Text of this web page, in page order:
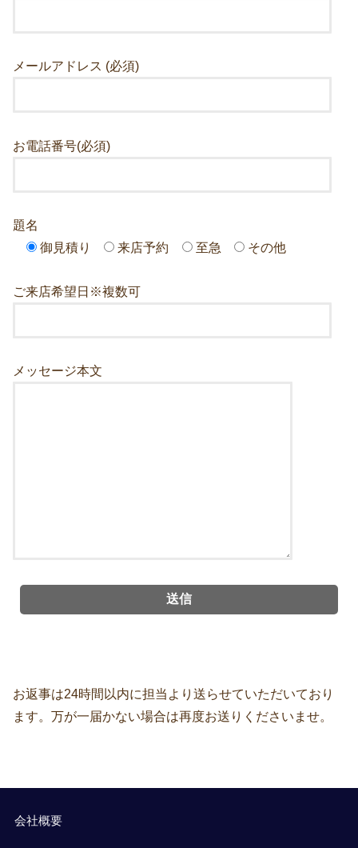
メールアドレス (必須)
お電話番号(必須)
題名
御見積り
来店予約 至急 その他
ご来店希望日※複数可
メッセージ本文
お返事は24時間以内に担当より送らせていただいており
ます。万が一届かない場合は再度お送りくださいませ。
会社概要